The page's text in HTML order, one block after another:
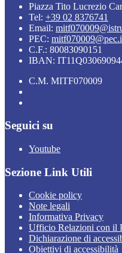
Piazza Tito Lucrezio
Tel: +39 02 8376741
Email:
PEC:
C.F.: 80083090151
IBAN:
C.M. MITF070009
Seguici su
Youtube
Sezione Link Utili
Cookie policy
Note legali
Informativa Privacy
Ufficio Relazioni con il
Dichiarazione di
Obiettivi di accessibilità